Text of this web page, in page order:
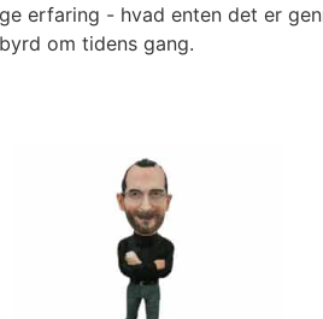
erfaring - hvad enten det er
om tidens gang.